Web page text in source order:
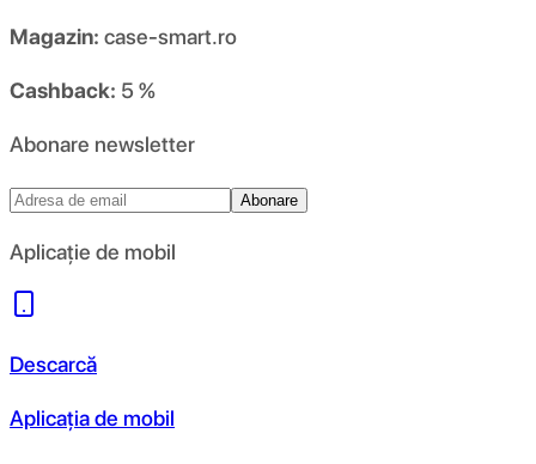
Magazin: case-smart.ro
Cashback: 5 %
Abonare newsletter
Abonare
Aplicație de mobil
Descarcă
Aplicația de mobil